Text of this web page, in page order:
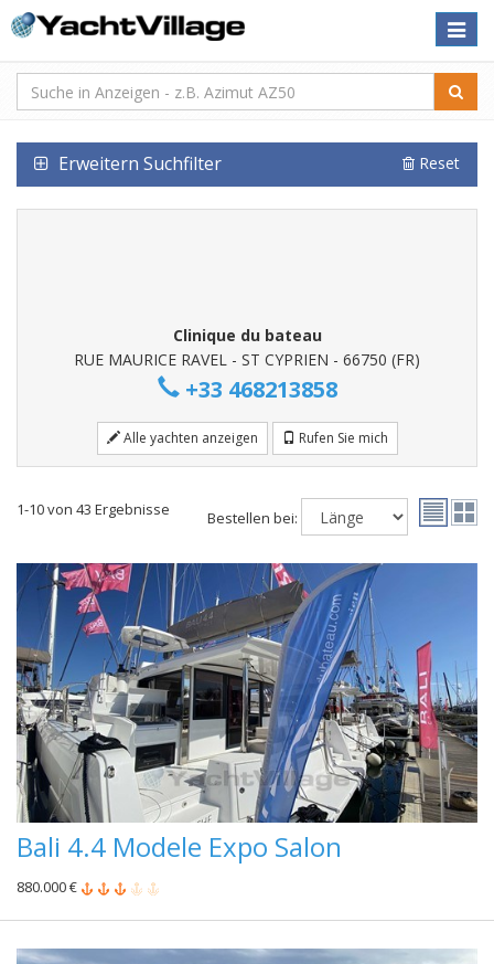
Toggle
Erweitern Suchfilter Reset
Clinique du bateau
RUE MAURICE RAVEL - ST CYPRIEN - 66750 (FR)
+33 468213858
Alle yachten anzeigen Rufen Sie mich
1-10 von 43 Ergebnisse Bestellen bei:
Bali 4.4 Modele Expo Salon
880.000 €